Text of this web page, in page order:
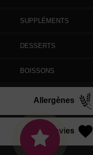
SUPPLÉMENTS
DESSERTS
BOISSONS
Allergènes
Vos Envies